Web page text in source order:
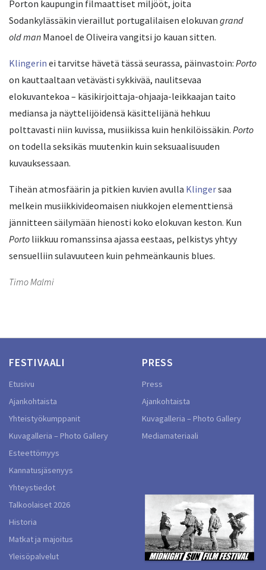
Porton kaupungin filmaattiset miljööt, joita
Sodankylässäkin vieraillut portugalilaisen elokuvan grand
old man Manoel de Oliveira vangitsi jo kauan sitten.
Klingerin ei tarvitse hävetä tässä seurassa, päinvastoin: Porto
on kauttaaltaan vetävästi sykkivää, naulitsevaa
elokuvantekoa – käsikirjoittaja-ohjaaja-leikkaajan taito
mediansa ja näyttelijöidensä käsittelijänä hehkuu
polttavasti niin kuvissa, musiikissa kuin henkilöissäkin. Porto
on todella seksikäs muutenkin kuin seksuaalisuuden
kuvauksessaan.
Tiheän atmosfäärin ja pitkien kuvien avulla Klingersaa
melkein musiikkivideomaisen niukkojen elementtiensä
jännitteen säilymään hienosti koko elokuvan keston. Kun
Porto liikkuu romanssinsa ajassa eestaas, pelkistys yhtyy
sensuelliin sulavuuteen kuin pehmeänkaunis blues.
Timo Malmi
FESTIVAALI
Etusivu
Ajankohtaista
Yhteistyökumppanit
Kuvagalleria – Photo Gallery
Esteettömyys
Kannatusjäsenyys
Yhteystiedot
Talkoolaiset 2026
Historia
Matkat ja majoitus
Yleisöpalvelut
PRESS
Press
Ajankohtaista
Kuvagalleria – Photo Gallery
Mediamateriaali